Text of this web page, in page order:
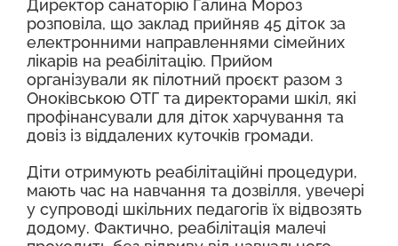
Директор санаторію Галина Мороз
розповіла, що заклад прийняв 45 діток за
електронними направленнями сімейних
лікарів на реабілітацію. Прийом
організували як пілотний проєкт разом з
Оноківською ОТГ та директорами шкіл, які
профінансували для діток харчування та
довіз із віддалених куточків громади.
Діти отримують реабілітаційні процедури,
мають час на навчання та дозвілля, увечері
у супроводі шкільних педагогів їх відвозять
додому. Фактично, реабілітація малечі